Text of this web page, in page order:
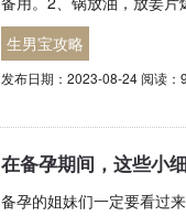
生男宝攻略
发布日期：2023-08-24 阅读：
在备孕期间，这些小
备孕的姐妹们一定要看过